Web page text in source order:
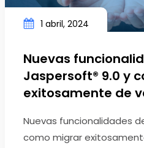
1 abril, 2024
Nuevas
Jaspersoft® 9.0 y
exitosamente de
Nuevas funcionalidades
como migrar